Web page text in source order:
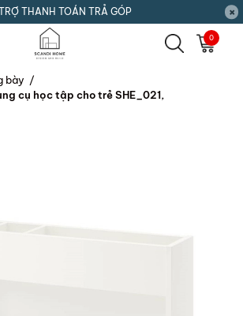
THANH TOÁN TRẢ GÓP
0
bày /
cụ học tập cho trẻ SHE_021,